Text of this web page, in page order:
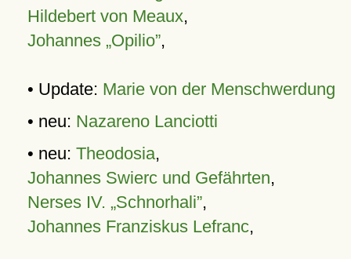
Hildebert von Meaux,
Johannes „Opilio”,
• Update: Marie von der Menschwerdung
• neu: Nazareno Lanciotti
• neu: Theodosia,
Johannes Swierc und Gefährten,
Nerses IV. „Schnorhali”,
Johannes Franziskus Lefranc,